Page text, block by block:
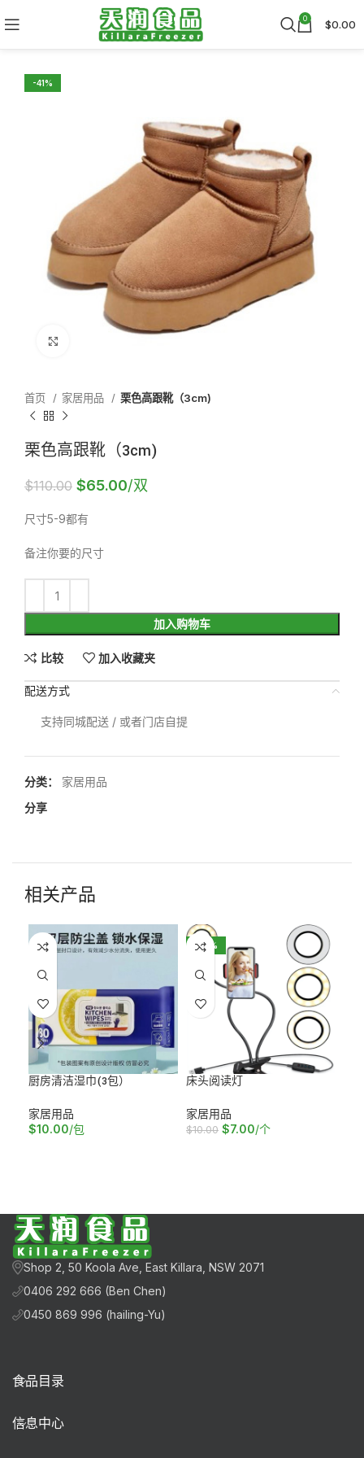
0 $0.00
-41%
首页 家居用品 栗色高跟靴（3cm)
栗色高跟靴（3cm)
$110.00 $65.00/双
尺寸5-9都有
备注你要的尺寸
加入购物车
比较 加入收藏夹
配送方式
支持同城配送 / 或者门店自提
分类：
家居用品
分享
相关产品
厨房清洁湿巾(3包）
家居用品
$10.00/包
-30%
床头阅读灯
家居用品
$10.00 $7.00/个
Shop 2, 50 Koola Ave, East Killara, NSW 2071
0406 292 666 (Ben Chen)
0450 869 996 (hailing-Yu)
食品目录
信息中心